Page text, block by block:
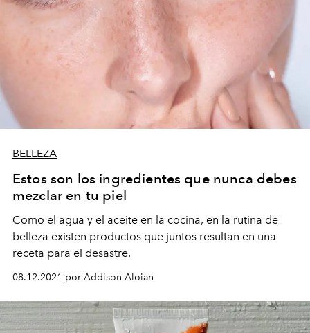
BELLEZA
Estos son los ingredientes que nunca debes
mezclar en tu piel
Como el agua y el aceite en la cocina, en la rutina de
belleza existen productos que juntos resultan en una
receta para el desastre.
08.12.2021 por Addison Aloian